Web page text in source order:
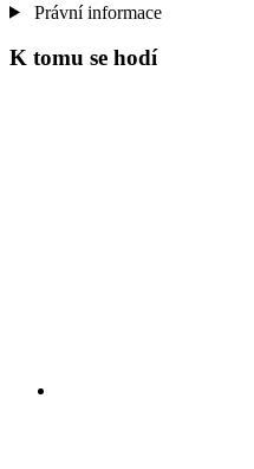
Právní informace
K tomu se hodí